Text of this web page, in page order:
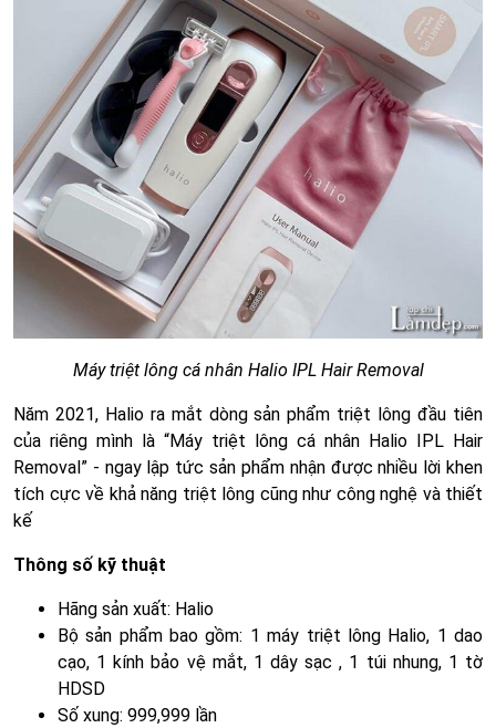
Máy triệt lông cá nhân Halio IPL Hair Removal
Năm 2021, Halio ra mắt dòng sản phẩm triệt lông đầu tiên
của riêng mình là “Máy triệt lông cá nhân Halio IPL Hair
Removal” - ngay lập tức sản phẩm nhận được nhiều lời khen
tích cực về khả năng triệt lông cũng như công nghệ và thiết
kế
Thông số kỹ thuật
Hãng sản xuất: Halio
Bộ sản phẩm bao gồm: 1 máy triệt lông Halio, 1 dao
cạo, 1 kính bảo vệ mắt, 1 dây sạc , 1 túi nhung, 1 tờ
HDSD
Số xung: 999,999 lần